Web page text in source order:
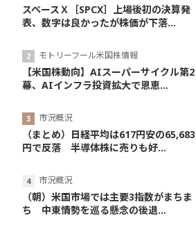
スペースＸ［SPCX］上場後初の決算発
表、数字は良かったが株価が下落...
モトリーフール米国株情報
【米国株動向】AIスーパーサイクル第2
幕、AIインフラ投資拡大で恩恵...
市況概況
（まとめ）日経平均は617円安の65,683
円で反落 半導体株に売りも好...
市況概況
（朝）米国市場では主要3指数がまちま
ち 中東情勢を巡る懸念の後退...